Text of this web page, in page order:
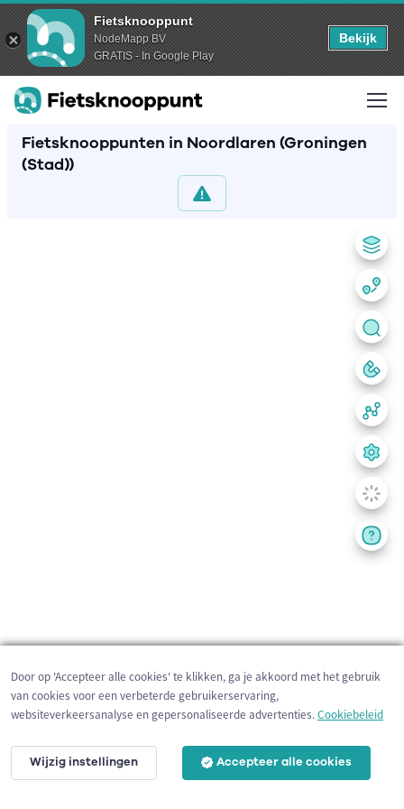
Fietsknooppunt
NodeMapp BV
GRATIS - In Google Play
Bekijk
Fietsknooppunten in Noordlaren (Groningen
(Stad))
200 m
Door op 'Accepteer alle cookies' te klikken, ga je akkoord met het gebruik
van cookies voor een verbeterde gebruikerservaring,
websiteverkeersanalyse en gepersonaliseerde advertenties.Cookiebeleid
Wijzig instellingen Accepteer alle cookies